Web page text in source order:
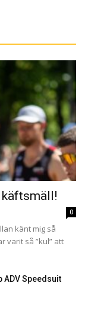
käftsmäll!
0
känt mig så
varit så ”kul” att
ADV Speedsuit